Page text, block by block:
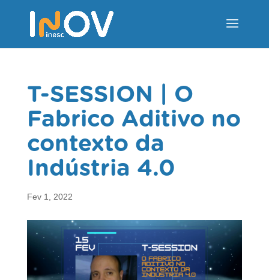
T-SESSION | O
Fabrico Aditivo no
contexto da
Indústria 4.0
Fev 1, 2022